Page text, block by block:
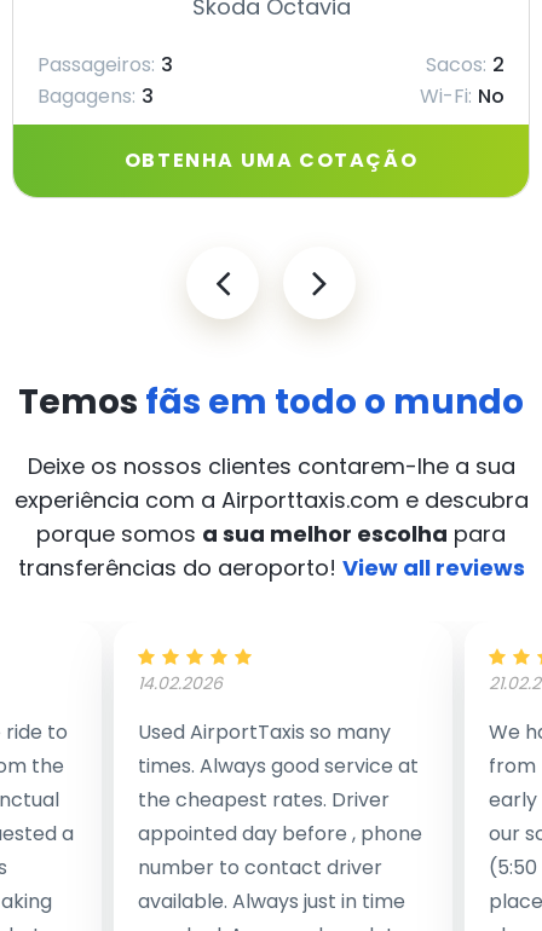
Škoda Octavia
Passageiros: 3 Sacos: 2
Bagagens: 3 Wi-Fi: No
OBTENHA UMA COTAÇÃO
Temos fãs em todo o mundo
Deixe os nossos clientes contarem-lhe a sua
experiência com a Airporttaxis.com e descubra
porque somos a sua melhor escolha para
transferências do aeroporto! View all reviews
to
the
a
14.02.2026
Used AirportTaxis so many
times. Always good service at
the cheapest rates. Driver
appointed day before , phone
number to contact driver
available. Always just in time
We
from
early
our